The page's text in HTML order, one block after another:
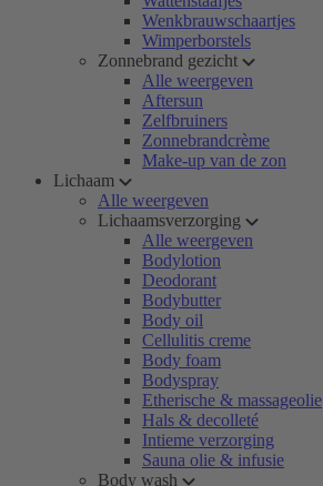
Wenkbrauwschaartjes
Wimperborstels
Zonnebrand gezicht
Alle weergeven
Aftersun
Zelfbruiners
Zonnebrandcrème
Make-up van de zon
Lichaam
Alle weergeven
Lichaamsverzorging
Alle weergeven
Bodylotion
Deodorant
Bodybutter
Body oil
Cellulitis creme
Body foam
Bodyspray
Etherische & massageolie
Hals & decolleté
Intieme verzorging
Sauna olie & infusie
Body wash